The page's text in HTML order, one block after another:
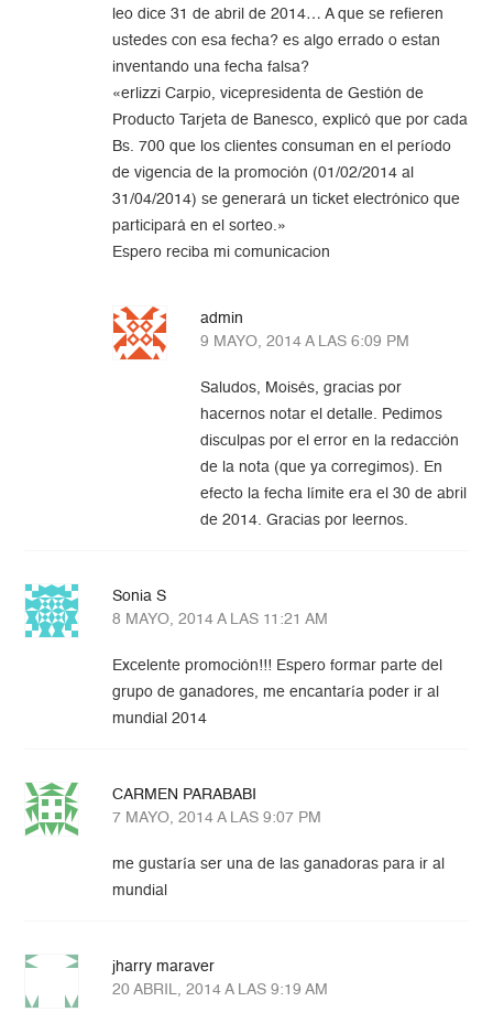
leo dice 31 de abril de 2014… A que se refieren
ustedes con esa fecha? es algo errado o estan
inventando una fecha falsa?
«erlizzi Carpio, vicepresidenta de Gestión de
Producto Tarjeta de Banesco, explicó que por cada
Bs. 700 que los clientes consuman en el período
de vigencia de la promoción (01/02/2014 al
31/04/2014) se generará un ticket electrónico que
participará en el sorteo.»
Espero reciba mi comunicacion
admin
9 MAYO, 2014 A LAS 6:09 PM
Saludos, Moisés, gracias por
hacernos notar el detalle. Pedimos
disculpas por el error en la redacción
de la nota (que ya corregimos). En
efecto la fecha límite era el 30 de abril
de 2014. Gracias por leernos.
Sonia S
8 MAYO, 2014 A LAS 11:21 AM
Excelente promoción!!! Espero formar parte del
grupo de ganadores, me encantaría poder ir al
mundial 2014
CARMEN PARABABI
7 MAYO, 2014 A LAS 9:07 PM
me gustaría ser una de las ganadoras para ir al
mundial
jharry maraver
20 ABRIL, 2014 A LAS 9:19 AM